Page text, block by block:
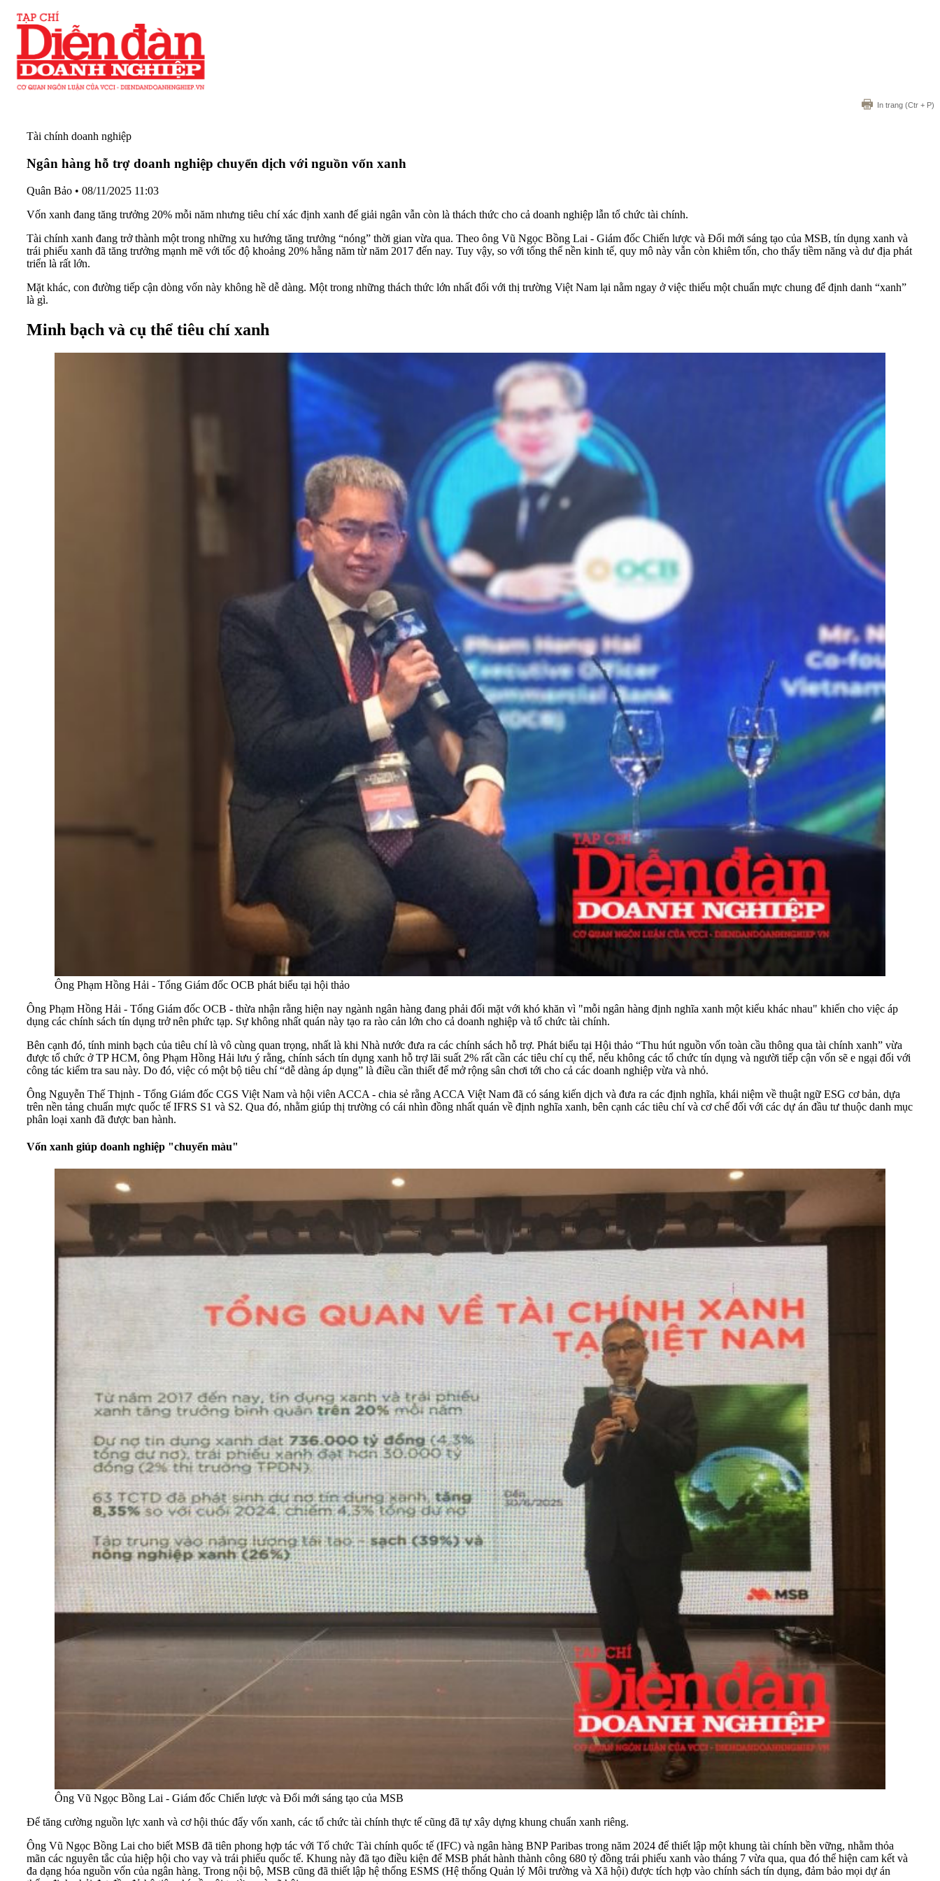
In trang (Ctr + P)
Tài chính doanh nghiệp
Ngân hàng hỗ trợ doanh nghiệp chuyển dịch với nguồn vốn xanh
Quân Bảo • 08/11/2025 11:03
Vốn xanh đang tăng trưởng 20% mỗi năm nhưng tiêu chí xác định xanh để giải ngân vẫn còn là thách thức cho cả doanh nghiệp lẫn tổ chức tài chính.
Tài chính xanh đang trở thành một trong những xu hướng tăng trưởng “nóng” thời gian vừa qua. Theo ông Vũ Ngọc Bồng Lai - Giám đốc Chiến lược và Đổi mới sáng tạo của MSB, tín dụng xanh và
trái phiếu xanh đã tăng trưởng mạnh mẽ với tốc độ khoảng 20% hằng năm từ năm 2017 đến nay. Tuy vậy, so với tổng thể nền kinh tế, quy mô này vẫn còn khiêm tốn, cho thấy tiềm năng và dư địa phát
triển là rất lớn.
Mặt khác, con đường tiếp cận dòng vốn này không hề dễ dàng. Một trong những thách thức lớn nhất đối với thị trường Việt Nam lại nằm ngay ở việc thiếu một chuẩn mực chung để định danh “xanh”
là gì.
Minh bạch và cụ thể tiêu chí xanh
Ông Phạm Hồng Hải - Tổng Giám đốc OCB phát biểu tại hội thảo
Ông Phạm Hồng Hải - Tổng Giám đốc OCB - thừa nhận rằng hiện nay ngành ngân hàng đang phải đối mặt với khó khăn vì "mỗi ngân hàng định nghĩa xanh một kiểu khác nhau" khiến cho việc áp
dụng các chính sách tín dụng trở nên phức tạp. Sự không nhất quán này tạo ra rào cản lớn cho cả doanh nghiệp và tổ chức tài chính.
Bên cạnh đó, tính minh bạch của tiêu chí là vô cùng quan trọng, nhất là khi Nhà nước đưa ra các chính sách hỗ trợ. Phát biểu tại Hội thảo “Thu hút nguồn vốn toàn cầu thông qua tài chính xanh” vừa
được tổ chức ở TP HCM, ông Phạm Hồng Hải lưu ý rằng, chính sách tín dụng xanh hỗ trợ lãi suất 2% rất cần các tiêu chí cụ thể, nếu không các tổ chức tín dụng và người tiếp cận vốn sẽ e ngại đối với
công tác kiểm tra sau này. Do đó, việc có một bộ tiêu chí “dễ dàng áp dụng” là điều cần thiết để mở rộng sân chơi tới cho cả các doanh nghiệp vừa và nhỏ.
Ông Nguyễn Thế Thịnh - Tổng Giám đốc CGS Việt Nam và hội viên ACCA - chia sẻ rằng ACCA Việt Nam đã có sáng kiến dịch và đưa ra các định nghĩa, khái niệm về thuật ngữ ESG cơ bản, dựa
trên nền tảng chuẩn mực quốc tế IFRS S1 và S2. Qua đó, nhằm giúp thị trường có cái nhìn đồng nhất quán về định nghĩa xanh, bên cạnh các tiêu chí và cơ chế đối với các dự án đầu tư thuộc danh mục
phân loại xanh đã được ban hành.
Vốn xanh giúp doanh nghiệp "chuyển màu"
Ông Vũ Ngọc Bồng Lai - Giám đốc Chiến lược và Đổi mới sáng tạo của MSB
Để tăng cường nguồn lực xanh và cơ hội thúc đẩy vốn xanh, các tổ chức tài chính thực tế cũng đã tự xây dựng khung chuẩn xanh riêng.
Ông Vũ Ngọc Bồng Lai cho biết MSB đã tiên phong hợp tác với Tổ chức Tài chính quốc tế (IFC) và ngân hàng BNP Paribas trong năm 2024 để thiết lập một khung tài chính bền vững, nhằm thỏa
mãn các nguyên tắc của hiệp hội cho vay và trái phiếu quốc tế. Khung này đã tạo điều kiện để MSB phát hành thành công 680 tỷ đồng trái phiếu xanh vào tháng 7 vừa qua, qua đó thể hiện cam kết và
đa dạng hóa nguồn vốn của ngân hàng. Trong nội bộ, MSB cũng đã thiết lập hệ thống ESMS (Hệ thống Quản lý Môi trường và Xã hội) được tích hợp vào chính sách tín dụng, đảm bảo mọi dự án